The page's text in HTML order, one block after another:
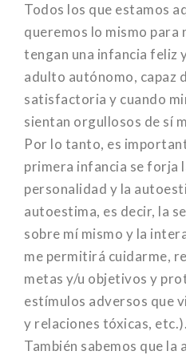
Todos los que estamos
queremos lo mismo para
tengan una infancia feliz
adulto autónomo, capaz
satisfactoria y cuando
sientan orgullosos de sí
Por lo tanto, es
primera infancia se forja
personalidad y la
autoestima, es decir, la
sobre mí mismo y la
me permitirá cuidarme,
metas y/u objetivos y
estímulos adversos que
y relaciones tóxicas, etc.).
También sabemos que